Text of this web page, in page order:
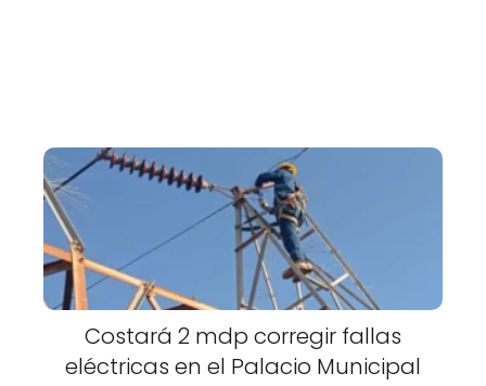
Costará 2 mdp corregir fallas
eléctricas en el Palacio Municipal